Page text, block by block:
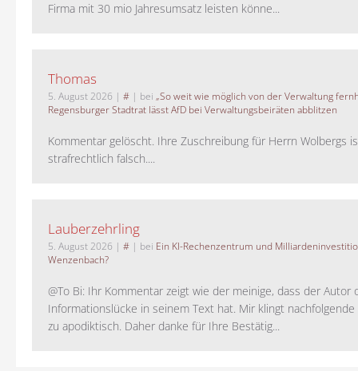
Firma mit 30 mio Jahresumsatz leisten könne...
Thomas
5. August 2026 | # | bei „So weit wie möglich von der Verwaltung
Regensburger Stadtrat lässt AfD bei Verwaltungsbeiräten abblitzen
Kommentar gelöscht. Ihre Zuschreibung für Herrn Wolbergs
strafrechtlich falsch....
Lauberzehrling
5. August 2026 | # | bei Ein KI-Rechenzentrum und
Wenzenbach?
@To Bi: Ihr Kommentar zeigt wie der meinige, dass der Autor
Informationslücke in seinem Text hat. Mir klingt
zu apodiktisch. Daher danke für Ihre Bestätig...